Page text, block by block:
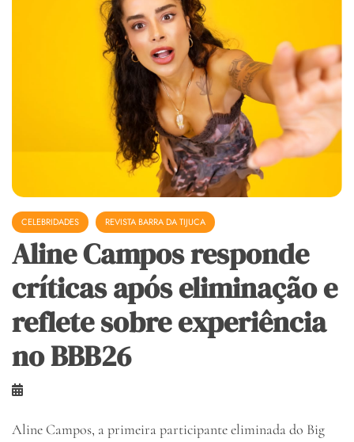
CELEBRIDADES REVISTA BARRA DA TIJUCA
Aline Campos responde
críticas após eliminação e
reflete sobre experiência
no BBB26
Aline Campos, a primeira participante eliminada do Big